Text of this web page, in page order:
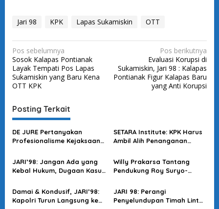
Jari 98 KPK Lapas Sukamiskin OTT
N
a
v
i
g
a
s
i
p
o
s
Pos sebelumnya
Sosok Kalapas Pontianak
Layak Tempati Pos Lapas
Sukamiskin yang Baru Kena
OTT KPK
Pos berikutnya
Evaluasi Korupsi di
Sukamiskin, Jari 98 : Kalapas
Pontianak Figur Kalapas Baru
yang Anti Korupsi
Posting Terkait
DE JURE Pertanyakan
Profesionalisme Kejaksaan
SETARA Institute: KPK Harus
Ambil Alih Penanganan
Febrie Adriansyah
JARI’98: Jangan Ada yang
Kebal Hukum, Dugaan Kasus
Tuntas
Willy Prakarsa Tantang
Pendukung Roy Suryo-
di Meja Hijau?
Damai & Kondusif, JARI’98:
Kapolri Turun Langsung ke
JARI 98: Perangi
Penyelundupan Timah Lintas